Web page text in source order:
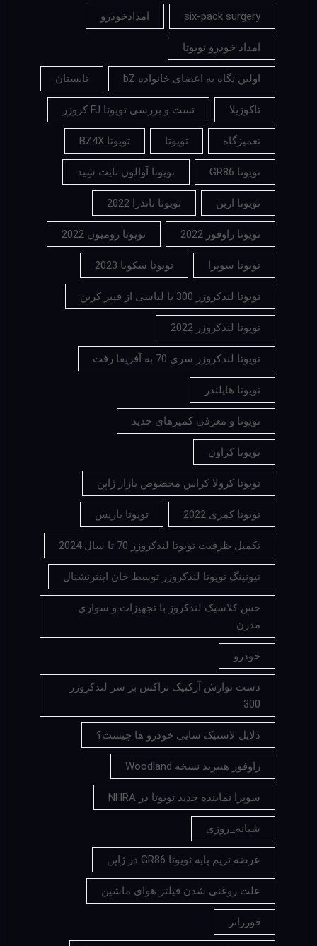
six-pack surgery امدادخودرو
امداد خودرو تویوتا
اولین نگاه به اعضای خانواده bZ تابستان
تاکوزیلا تست و بررسی تویوتا FJ کروزر
تعمیزگاه تویوتا تویوتا BZ4X
تویوتا GR86 تویوتا آوالون نایت شِید
تویوتا اربن تویوتا تاندرا 2022
تویوتا راوفور 2022 تویوتا رومیون 2022
تویوتا سوپرا تویوتا سکویا 2023
تویوتا لندکروزر 300 با لباسی از فیبر کربن
تویوتا لندکروزر 2022
تویوتا لندکروزر سری 70 به آفریقا رفت
تویوتا هایلندر
تویوتا و معرفی کمپرهای جدید
تویوتا کراون
تویوتا کرولا کراس مخصوص بازار ژاپن
تویوتا کمری 2022 تویوتا یاریس
تکمیل ظرفیت تویوتا لندکروزر 70 تا سال 2024
تیونینگ تویوتا لندکروزر توسط خان اینترنشنال
حس کلاسیک لندکروز با تجهیزات و سواری
مدرن
خودرو
دست نوازش آرکتیک تراکس بر سر لندکروزر
300
دلایل لاستیک سایی خودرو ها چیست؟
راوفور هیبرید نسخه Woodland
سوپرا نماینده جدید تویوتا در NHRA
شبانه_روزی
عرضه تریم پایه تویوتا GR86 در ژاپن
علت روغنی شدن فیلتر هوای ماشین
فوررانر